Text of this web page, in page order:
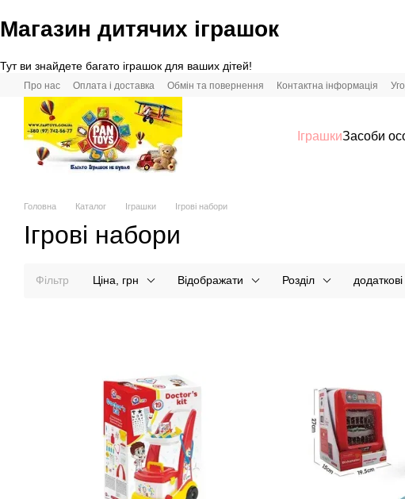
Перейти до основного контенту
Магазин дитячих іграшок
Тут ви знайдете багато іграшок для ваших дітей!
Про нас Оплата і доставка Обмін та повернення Контактна інформація
ІграшкиЗасоби
Головна Каталог Іграшки Ігрові набори
Ігрові набори
Фільтр Ціна, грн Відображати Розділ